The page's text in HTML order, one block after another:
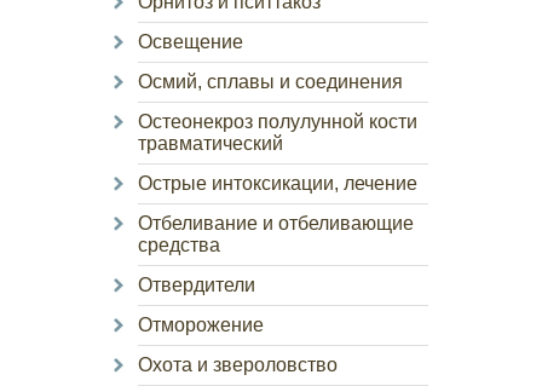
Освещение
Осмий, сплавы и соединения
Остеонекроз полулунной кости
травматический
Острые интоксикации, лечение
Отбеливание и отбеливающие
средства
Отвердители
Отморожение
Охота и звероловство